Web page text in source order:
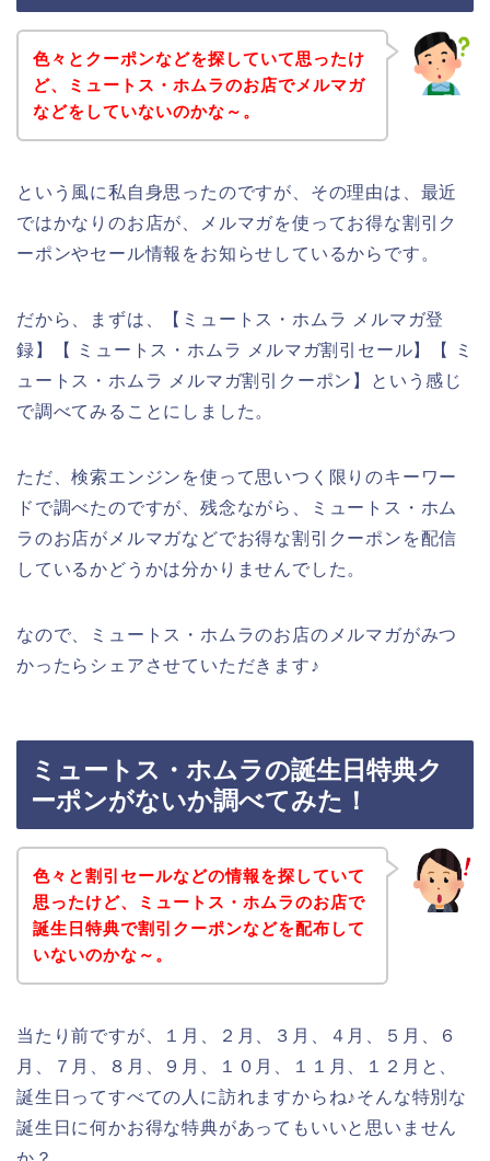
色々とクーポンなどを探していて思ったけ
ど、ミュートス・ホムラのお店でメルマガ
などをしていないのかな～。
という風に私自身思ったのですが、その理由は、最近
ではかなりのお店が、メルマガを使ってお得な割引ク
ーポンやセール情報をお知らせしているからです。
だから、まずは、【ミュートス・ホムラ メルマガ登
録】【 ミュートス・ホムラ メルマガ割引セール】【 ミ
ュートス・ホムラ メルマガ割引クーポン】という感じ
で調べてみることにしました。
ただ、検索エンジンを使って思いつく限りのキーワー
ドで調べたのですが、残念ながら、ミュートス・ホム
ラのお店がメルマガなどでお得な割引クーポンを配信
しているかどうかは分かりませんでした。
なので、ミュートス・ホムラのお店のメルマガがみつ
かったらシェアさせていただきます♪
ミュートス・ホムラの誕生日特典ク
ーポンがないか調べてみた！
色々と割引セールなどの情報を探していて
思ったけど、ミュートス・ホムラのお店で
誕生日特典で割引クーポンなどを配布して
いないのかな～。
当たり前ですが、１月、２月、３月、４月、５月、６
月、７月、８月、９月、１０月、１１月、１２月と、
誕生日ってすべての人に訪れますからね♪そんな特別な
誕生日に何かお得な特典があってもいいと思いません